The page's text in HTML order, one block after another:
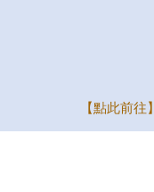
【點此前往】